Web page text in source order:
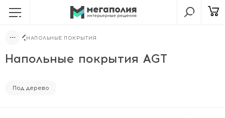
НАПОЛЬНЫЕ ПОКРЫТИЯ
Напольные покрытия AGT
Под дерево